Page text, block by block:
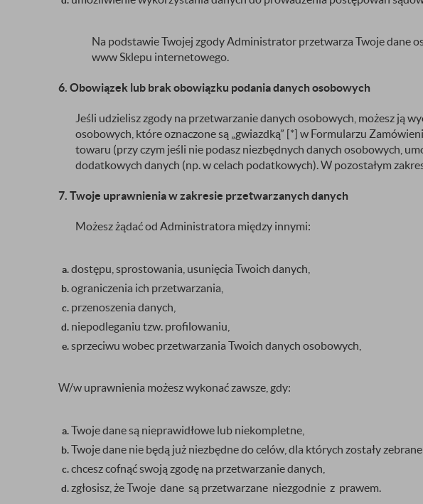
Na podstawie Twojej zgody Administrator przetwarza Twoje dane
www Sklepu internetowego.
6. Obowiązek lub brak obowiązku podania danych osobowych
Jeśli udzielisz zgody na przetwarzanie danych osobowych, możesz ją
osobowych, które oznaczone są „gwiazdką” [*] w Formularzu
towaru (przy czym jeśli nie podasz niezbędnych danych osobowych,
dodatkowych danych (np. w celach podatkowych). W pozostałym
7. Twoje uprawnienia w zakresie przetwarzanych danych
Możesz żądać od Administratora między innymi:
dostępu, sprostowania, usunięcia Twoich danych,
ograniczenia ich przetwarzania,
przenoszenia danych,
niepodleganiu tzw. profilowaniu,
sprzeciwu wobec przetwarzania Twoich danych osobowych,
W/w uprawnienia możesz wykonać zawsze, gdy:
Twoje dane są nieprawidłowe lub niekompletne,
Twoje dane nie będą już niezbędne do celów, dla których zostały zebrane,
chcesz cofnąć swoją zgodę na przetwarzanie danych,
zgłosisz, że Twoje dane są przetwarzane niezgodnie z prawem.